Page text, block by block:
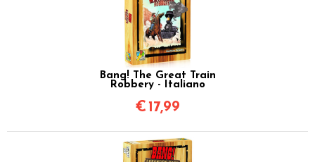
Bang! The Great Train
Robbery - Italiano
€ 17,99